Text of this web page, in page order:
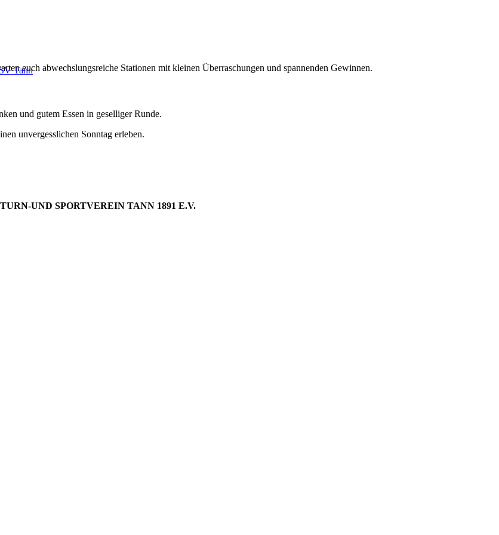
Tann
euch abwechslungsreiche Stationen mit kleinen Überraschungen und spannenden Gewinnen.
und gutem Essen in geselliger Runde.
unvergesslichen Sonntag erleben.
TURN-UND SPORTVEREIN TANN 1891 E.V.